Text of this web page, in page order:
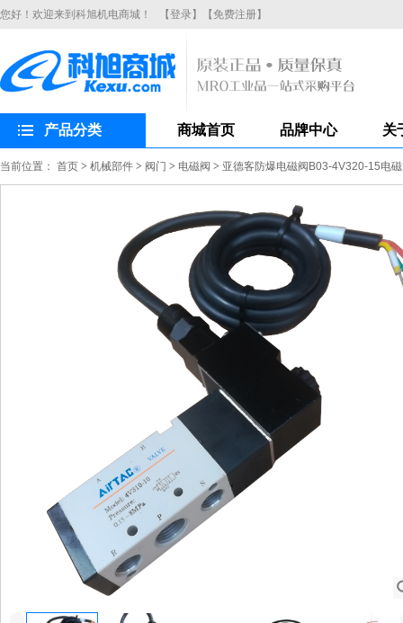
您好！欢迎来到科旭机电商城！ 【登录】 【免费注册】
产品分类 商城首页 品牌中心 关
当前位置： 首页 > 机械部件 > 阀门 > 电磁阀 > 亚德客防爆电磁阀B03-4V320-15电